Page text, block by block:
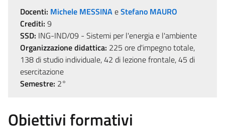
Docenti: Michele MESSINAeStefano MAURO
Crediti: 9
SSD: ING-IND/09 - Sistemi per l'energia e l'ambiente
Organizzazione didattica: 225 ore d'impegno totale,
138 di studio individuale, 42 di lezione frontale, 45 di
esercitazione
Semestre: 2°
Obiettivi formativi